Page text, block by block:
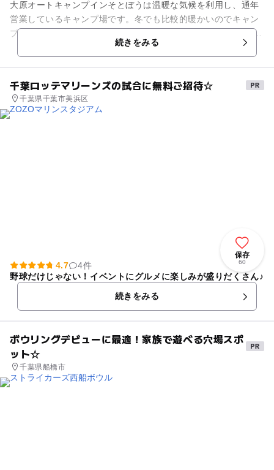
大原オートキャンプインそとぼうは温暖な気候を利用し、通年
営業しているキャンプ場です。冬でも比較的暖かいのでキャン
プ好きには通年営業は魅力的ですね！ 海水浴場までも徒歩で行
けるので、夏は海水浴を...続きをみる
千葉ロッテマリーンズの試合に無料ご招待☆
千葉県千葉市美浜区
保存
60
4.7
4件
野球だけじゃない！イベントにグルメに楽しみが盛りだくさん♪
続きをみる
ボウリングデビューに最適！家族で遊べる穴場スポ
ット☆
千葉県船橋市